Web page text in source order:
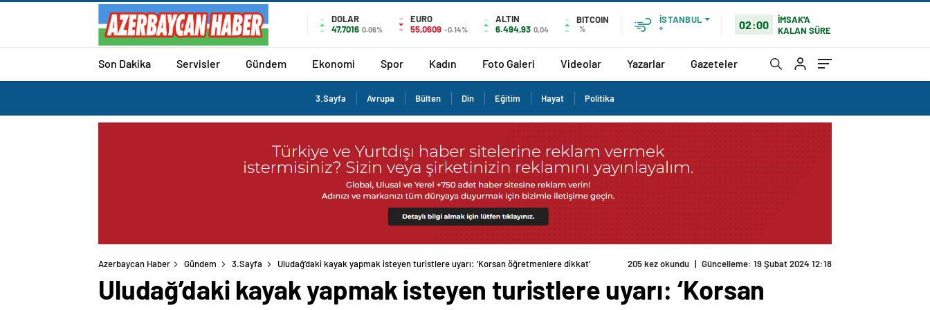
DOLAR
47,7016 0.06%
EURO
55,0609 -0.14%
ALTIN
6.494,93 0,04
BITCOIN
%
İSTANBUL
°
02:00
İMSAK'A
KALAN SÜRE
Son Dakika Servisler Gündem Ekonomi Spor Kadın Foto Galeri Videolar Yazarlar Gazeteler
3.Sayfa Avrupa Bülten Din Eğitim Hayat Politika
Azerbaycan Haber Gündem 3.Sayfa Uludağ’daki kayak yapmak isteyen turistlere uyarı: ‘Korsan öğretmenlere dikkat’
Uludağ’daki kayak yapmak isteyen turistlere uyarı: ‘Korsan